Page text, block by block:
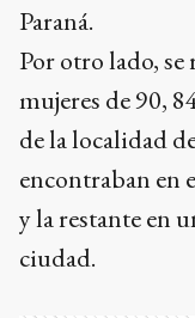
Paraná.
Por otro lado,
mujeres de 90,
de la localidad
encontraban en
y la restante en
ciudad.